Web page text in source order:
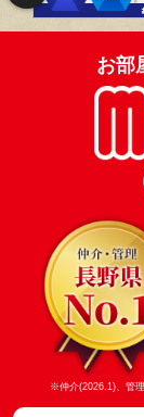
お部
※仲介(2026.1)、管